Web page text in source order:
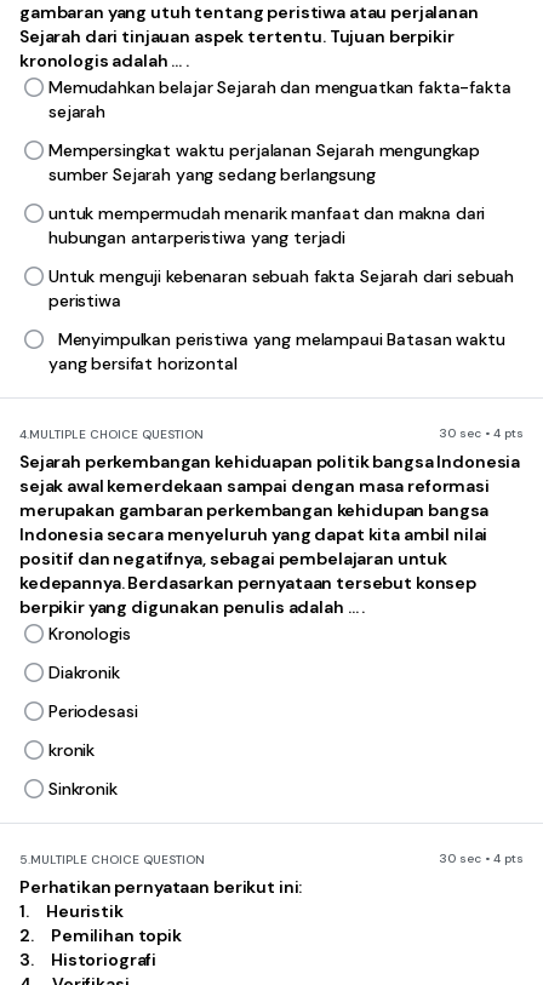
gambaran yang utuh tentang peristiwa atau perjalanan
Sejarah dari tinjauan aspek tertentu. Tujuan berpikir
kronologis adalah … .
Memudahkan belajar Sejarah dan menguatkan fakta-fakta
sejarah
Mempersingkat waktu perjalanan Sejarah mengungkap
sumber Sejarah yang sedang berlangsung
untuk mempermudah menarik manfaat dan makna dari
hubungan antarperistiwa yang terjadi
Untuk menguji kebenaran sebuah fakta Sejarah dari sebuah
peristiwa
Menyimpulkan peristiwa yang melampaui Batasan waktu
yang bersifat horizontal
4.MULTIPLE CHOICE QUESTION 30 sec • 4 pts
Sejarah perkembangan kehiduapan politik bangsa Indonesia
sejak awal kemerdekaan sampai dengan masa reformasi
merupakan gambaran perkembangan kehidupan bangsa
Indonesia secara menyeluruh yang dapat kita ambil nilai
positif dan negatifnya, sebagai pembelajaran untuk
kedepannya. Berdasarkan pernyataan tersebut konsep
berpikir yang digunakan penulis adalah … .
Kronologis
Diakronik
Periodesasi
kronik
Sinkronik
5.MULTIPLE CHOICE QUESTION 30 sec • 4 pts
Perhatikan pernyataan berikut ini:
1. Heuristik
2. Pemilihan topik
3. Historiografi